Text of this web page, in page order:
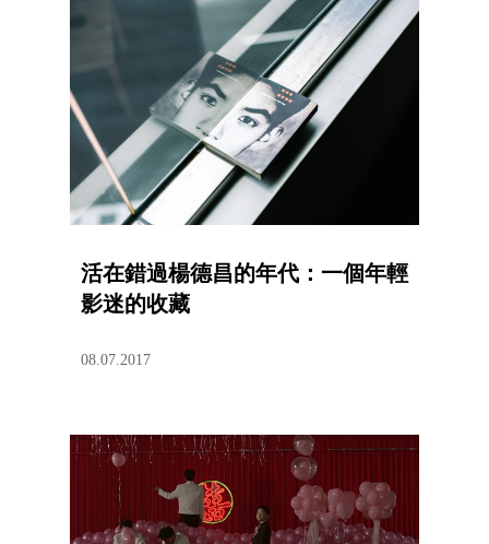
活在錯過楊德昌的年代：一個年輕
影迷的收藏
08.07.2017